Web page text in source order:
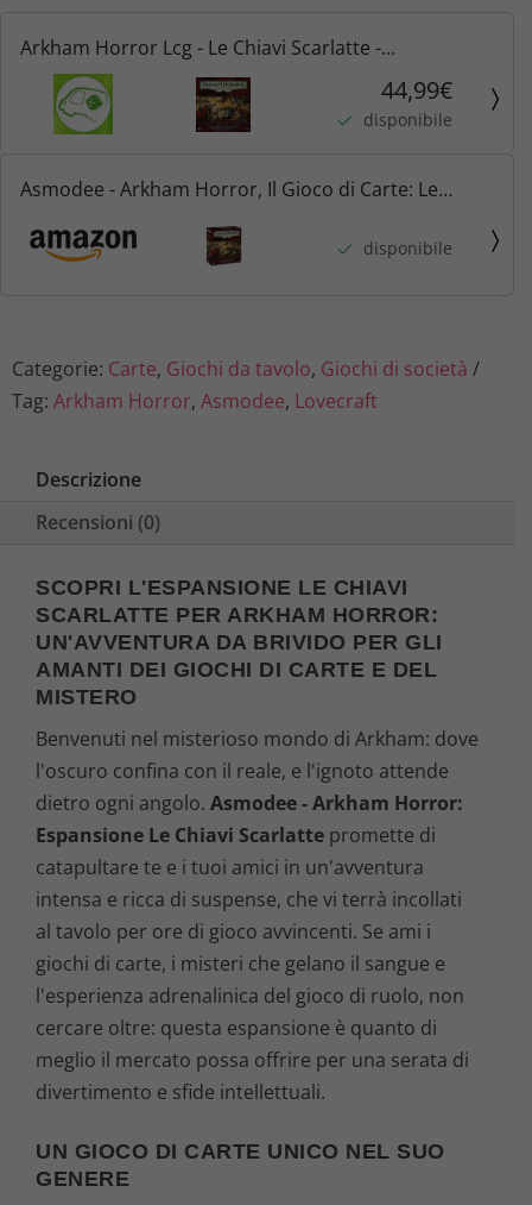
Arkham Horror Lcg - Le Chiavi Scarlatte -
Investigatori
44,99€
disponibile
Asmodee - Arkham Horror, Il Gioco di Carte: Le
Chiavi Scarlatte, Espansione Investigatori, Edizione in
Italiano, AHC69it
disponibile
Categorie: Carte, Giochi da tavolo, Giochi di società
Tag: Arkham Horror, Asmodee, Lovecraft
Descrizione
Recensioni (0)
SCOPRI L'ESPANSIONE LE CHIAVI
SCARLATTE PER ARKHAM HORROR:
UN'AVVENTURA DA BRIVIDO PER GLI
AMANTI DEI GIOCHI DI CARTE E DEL
MISTERO
Benvenuti nel misterioso mondo di Arkham: dove
l'oscuro confina con il reale, e l'ignoto attende
dietro ogni angolo. Asmodee - Arkham Horror:
Espansione Le Chiavi Scarlatte promette di
catapultare te e i tuoi amici in un'avventura
intensa e ricca di suspense, che vi terrà incollati
al tavolo per ore di gioco avvincenti. Se ami i
giochi di carte, i misteri che gelano il sangue e
l'esperienza adrenalinica del gioco di ruolo, non
cercare oltre: questa espansione è quanto di
meglio il mercato possa offrire per una serata di
divertimento e sfide intellettuali.
UN GIOCO DI CARTE UNICO NEL SUO
GENERE